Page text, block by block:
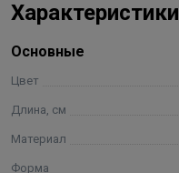
Характеристики
Основные
Цвет
Длина, см
Материал
Форма